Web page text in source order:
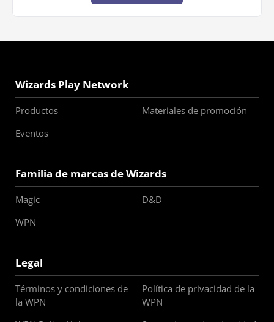
Wizards Play Network
Productos
Materiales de promoción
Eventos
Familia de marcas de Wizards
Magic
D&D
WPN
Legal
Términos y condiciones de
la WPN
Política de privacidad de la
WPN